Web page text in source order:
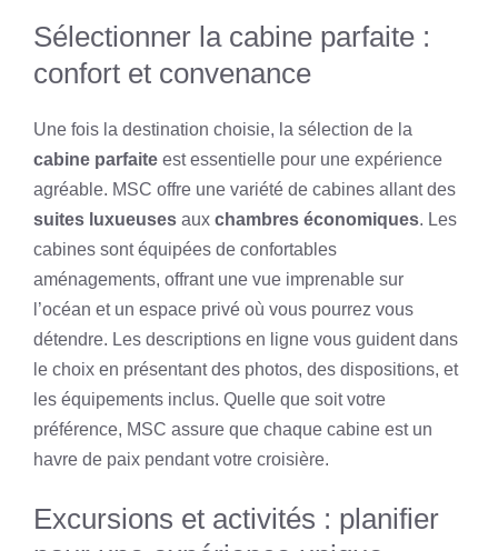
Sélectionner la cabine parfaite :
confort et convenance
Une fois la destination choisie, la sélection de la
cabine parfaite est essentielle pour une expérience
agréable. MSC offre une variété de cabines allant des
suites luxueuses aux chambres économiques. Les
cabines sont équipées de confortables
aménagements, offrant une vue imprenable sur
l’océan et un espace privé où vous pourrez vous
détendre. Les descriptions en ligne vous guident dans
le choix en présentant des photos, des dispositions, et
les équipements inclus. Quelle que soit votre
préférence, MSC assure que chaque cabine est un
havre de paix pendant votre croisière.
Excursions et activités : planifier